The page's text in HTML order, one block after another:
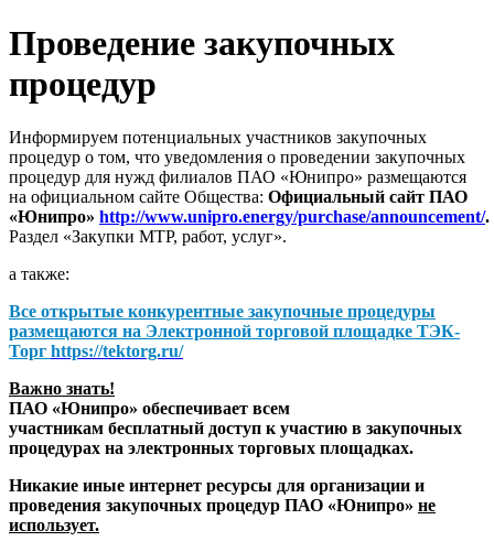
Проведение закупочных
процедур
Информируем потенциальных участников закупочных
процедур о том, что уведомления о проведении закупочных
процедур для нужд филиалов ПАО «Юнипро» размещаются
на официальном сайте Общества: Официальный сайт ПАО
«Юнипро» http://www.unipro.energy/purchase/announcement/.
Раздел «Закупки МТР, работ, услуг».
а также:
Все открытые конкурентные закупочные процедуры
размещаются на Электронной торговой площадке ТЭК-
Торг https://tektorg.ru/
Важно знать!
ПАО «Юнипро» обеспечивает всем
участникам бесплатный доступ к участию в закупочных
процедурах на электронных торговых площадках.
Никакие иные интернет ресурсы для организации и
проведения закупочных процедур ПАО «Юнипро» не
использует.